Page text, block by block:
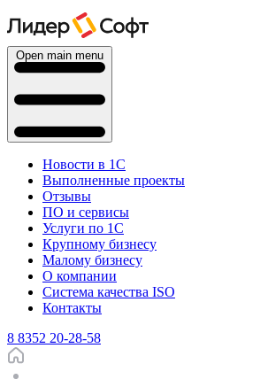
Open main menu
Новости в 1С
Выполненные проекты
Отзывы
ПО и сервисы
Услуги по 1С
Крупному бизнесу
Малому бизнесу
О компании
Система качества ISO
Контакты
8 8352 20-28-58